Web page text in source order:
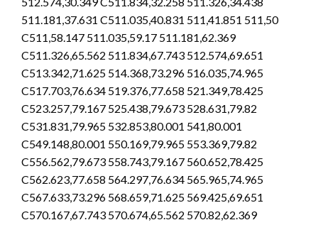
511.181,37.631 C511.035,40.831 511,41.851 511,50
C511,58.147 511.035,59.17 511.181,62.369
C511.326,65.562 511.834,67.743 512.574,69.651
C513.342,71.625 514.368,73.296 516.035,74.965
C517.703,76.634 519.376,77.658 521.349,78.425
C523.257,79.167 525.438,79.673 528.631,79.82
C531.831,79.965 532.853,80.001 541,80.001
C549.148,80.001 550.169,79.965 553.369,79.82
C556.562,79.673 558.743,79.167 560.652,78.425
C562.623,77.658 564.297,76.634 565.965,74.965
C567.633,73.296 568.659,71.625 569.425,69.651
C570.167,67.743 570.674,65.562 570.82,62.369